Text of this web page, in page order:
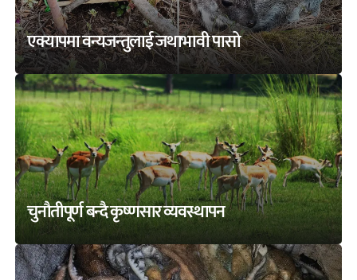
एक्यापमा वन्यजन्तुलाई जथाभावी पासो
चुनौतीपूर्ण बन्दै कृष्णसार व्यवस्थापन